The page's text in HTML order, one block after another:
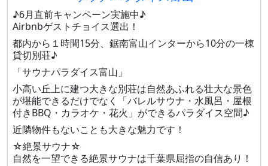
♪6月直前キャンペーン実施中♪
Airbnbゲストチョイス選出！
都内から１時間15分、鋸南富山インターから10分の一棟
貸切別荘♪
「サウナパラダイス富山」
小高い丘上に建つ大きな別荘は自然あふれる壮大な景色
が堪能できるだけでなく「バレルサウナ・水風呂・屋根
付きBBQ・カラオケ・花火」ができるパラダイス空間♪
近隣物件もないことも大きな魅力です！
☆絶景サウナ☆
自然を一望できる絶景サウナは千葉県屈指の自信あり！